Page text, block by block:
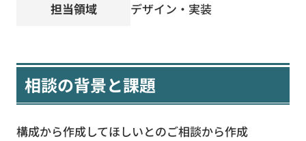
担当領域 デザイン・実装
相談の背景と課題
構成から作成してほしいとのご相談から作成